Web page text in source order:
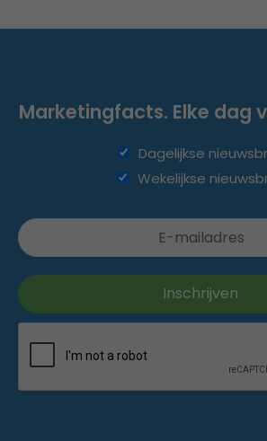
Marketingfacts. Elke dag
Dagelijkse
Wekelijkse